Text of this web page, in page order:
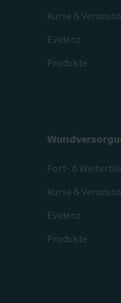
Kurse &
Evidenz
Produkte
Fort- &
Kurse &
Evidenz
Produkte